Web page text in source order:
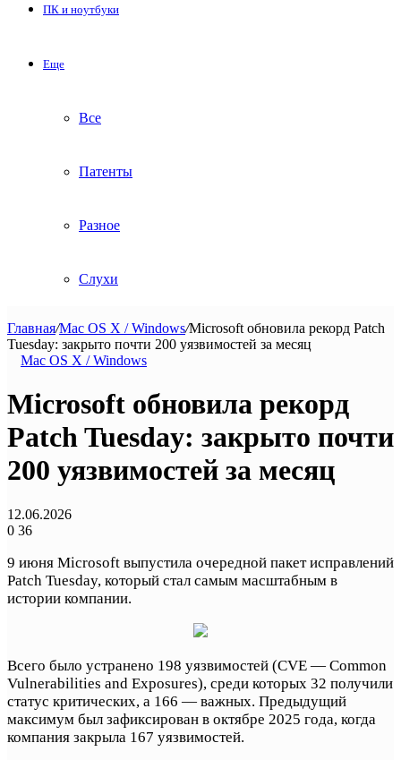
ПК и ноутбуки
Еще
Все
Патенты
Разное
Слухи
Главная/Mac OS X / Windows/Microsoft обновила рекорд Patch
Tuesday: закрыто почти 200 уязвимостей за месяц
Mac OS X / Windows
Microsoft обновила рекорд
Patch Tuesday: закрыто почти
200 уязвимостей за месяц
12.06.2026
0 36
9 июня Microsoft выпустила очередной пакет исправлений
Patch Tuesday, который стал самым масштабным в
истории компании.
Всего было устранено 198 уязвимостей (CVE — Common
Vulnerabilities and Exposures), среди которых 32 получили
статус критических, а 166 — важных. Предыдущий
максимум был зафиксирован в октябре 2025 года, когда
компания закрыла 167 уязвимостей.